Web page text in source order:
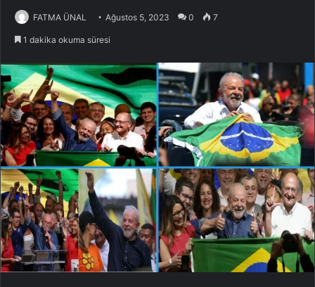
FATMA ÜNAL Ağustos 5, 2023 0 7
1 dakika okuma süresi